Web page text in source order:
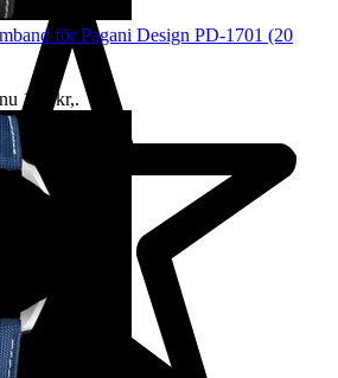
för Pagani Design PD-1701 (20
199 kr,.